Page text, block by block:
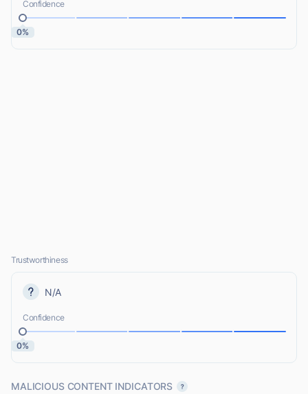
Confidence
0%
Trustworthiness
N/A
Confidence
0%
MALICIOUS CONTENT INDICATORS